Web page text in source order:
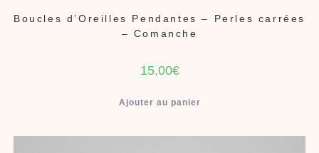
Boucles d’Oreilles Pendantes – Perles carrées
– Comanche
15,00€
Ajouter au panier